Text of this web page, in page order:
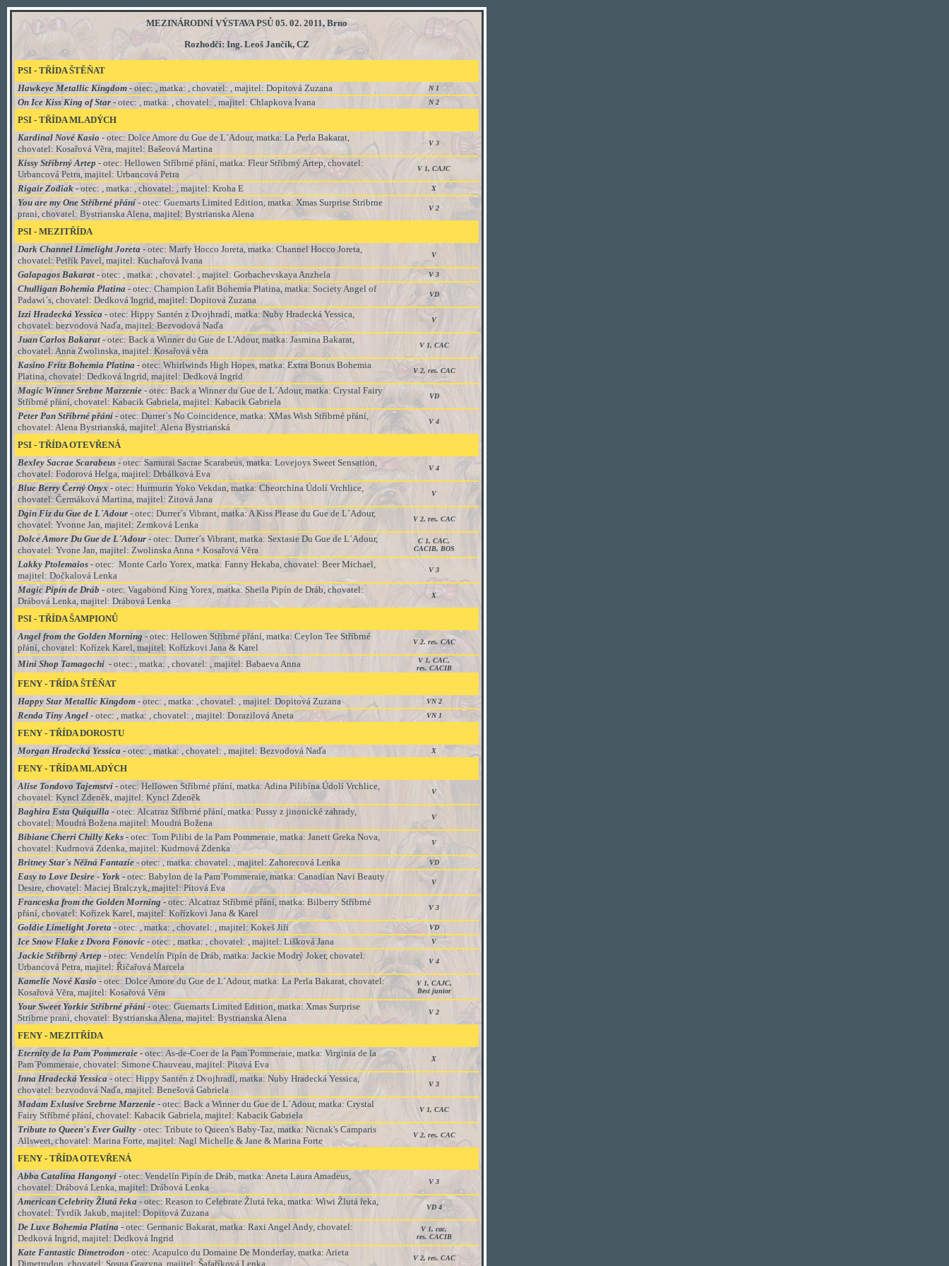
MEZINÁRODNÍ VÝSTAVA PSŮ 05. 02. 2011, Brno
Rozhodčí: Ing. Leoš Jančík, CZ
PSI - TŘÍDA ŠTĚŇAT
Hawkeye Metallic Kingdom - otec: , matka: , chovatel: , majitel: Dopitová Zuzana N 1
On Ice Kiss King of Star - otec: , matka: , chovatel: , majitel: Chlapkova Ivana N 2
PSI - TŘÍDAMLADÝCH
Kardinal Nové Kasio - otec: Dolce Amore du Gue de L´Adour, matka: La Perla Bakarat,
chovatel: Kosařová Věra, majitel: Bašeová Martina
V 3
Kissy Stříbrný Artep - otec: Hellowen Stříbrné přání, matka: Fleur Stříbrný Artep, chovatel:
Urbancová Petra, majitel: Urbancová Petra
V 1, CAJC
Rigair Zodiak- otec: , matka: , chovatel: , majitel: Kroha E X
You are my One Stříbrné přání- otec: Guemarts Limited Edition, matka: Xmas Surprise Stribrne
prani, chovatel: Bystrianska Alena, majitel: Bystrianska Alena
V 2
PSI - MEZITŘÍDA
Dark Channel Limelight Joreta - otec: Marfy Hocco Joreta, matka: Channel Hocco Joreta,
chovatel: Petřík Pavel, majitel: Kuchařová Ivana
V
Galapagos Bakarat - otec: , matka: , chovatel: , majitel: Gorbachevskaya Anzhela V 3
Chulligan Bohemia Platina - otec: Champion Lafit Bohemia Platina, matka: Society Angel of
Padawi´s, chovatel: Dedková Ingrid, majitel: Dopitová Zuzana
VD
Izzi Hradecká Yessica - otec: Hippy Santén z Dvojhradí, matka: Nuby Hradecká Yessica,
chovatel: bezvodová Naďa, majitel: Bezvodová Naďa
V
Juan Carlos Bakarat - otec: Back a Winner du Gue de L'Adour, matka: Jasmina Bakarat,
chovatel: Anna Zwolinska, majitel: Kosařová věra
V 1, CAC
Kasino Fritz Bohemia Platina - otec: Whirlwinds High Hopes, matka: Extra Bonus Bohemia
Platina, chovatel: Dedková Ingrid, majitel: Dedková Ingrid
V 2, res. CAC
Magic Winner Srebne Marzenie - otec: Back a Winner du Gue de L´Adour, matka: Crystal Fairy
Stříbrné přání, chovatel: Kabacik Gabriela, majitel: Kabacik Gabriela
VD
Peter Pan Stříbrné přání- otec: Durrer´s No Coincidence, matka: XMas Wish Stříbrné přání,
chovatel: Alena Bystrianská, majitel: Alena Bystrianská
V 4
PSI - TŘÍDAOTEVŘENÁ
Bexley Sacrae Scarabeus - otec: Samurai Sacrae Scarabeus, matka: Lovejoys Sweet Sensation,
chovatel: Fodorová Helga, majitel: Drbálková Eva
V 4
Blue Berry Černý Onyx - otec: Hurmurin Yoko Vekdan, matka: Cheorchína Údolí Vrchlice,
chovatel: Čermáková Martina, majitel: Zitová Jana
V
Dgin Fiz du Gue de L´Adour - otec: Durrer´s Vibrant, matka: A Kiss Please du Gue de L´Adour,
chovatel: Yvonne Jan, majitel: Zemková Lenka
V 2, res. CAC
Dolce Amore Du Gue de L´Adour - otec: Durrer´s Vibrant, matka: Sextasie Du Gue de L´Adour,
chovatel: Yvone Jan, majitel: Zwolinska Anna + Kosařová Věra
C 1, CAC,
CACIB, BOS
Lakky Ptolemaios - otec: Monte Carlo Yorex, matka: Fanny Hekaba, chovatel: Beer Michael,
majitel: Dočkalová Lenka
V 3
Magic Pipín de Dráb - otec: Vagabond King Yorex, matka: Sheila Pipín de Dráb, chovatel:
Drábová Lenka, majitel: Drábová Lenka
X
PSI - TŘÍDAŠAMPIONŮ
Angel from the Golden Morning - otec: Hellowen Stříbrné přání, matka: Ceylon Tee Stříbrné
přání, chovatel: Kořízek Karel, majitel: Kořízkovi Jana & Karel
V 2. res. CAC
Mini Shop Tamagochi - otec: , matka: , chovatel: , majitel: Babaeva Anna
V 1, CAC,
res. CACIB
FENY - TŘÍDAŠTĚŇAT
Happy Star Metallic Kingdom - otec: , matka: , chovatel: , majitel: Dopitová Zuzana VN 2
Renda Tiny Angel - otec: , matka: , chovatel: , majitel: Dorazilová Aneta VN 1
FENY - TŘÍDA DOROSTU
Morgan Hradecká Yessica - otec: , matka: , chovatel: , majitel: Bezvodová Naďa X
FENY - TŘÍDA MLADÝCH
Alise Tondovo Tajemství- otec: Hellowen Stříbrné přání, matka: Adina Pilibína Údolí Vrchlice,
chovatel: Kyncl Zdeněk, majitel: Kyncl Zdeněk
V
Baghira Esta Quiquilla - otec: Alcatraz Stříbrné přání, matka: Pussy z jinonické zahrady,
chovatel: Moudrá Božena.majitel: Moudrá Božena
V
Bibiane Cherri Chilly Keks - otec: Tom Pilibi de la Pam Pommeraie, matka: Janett Greka Nova,
chovatel: Kudrnová Zdenka, majitel: Kudrnová Zdenka
V
Britney Star´s Něžná Fantazie - otec: , matka: chovatel: , majitel: Zahorecová Lenka VD
Easy to Love Desire - York - otec: Babylon de la Pam´Pommeraie, matka: Canadian Navi Beauty
Desire, chovatel: Maciej Bralczyk, majitel: Pítová Eva
V
Franceska from the Golden Morning - otec: Alcatraz Stříbrné přání, matka: Bilberry Stříbrné
přání, chovatel: Kořízek Karel, majitel: Kořízkovi Jana & Karel
V 3
Goldie Limelight Joreta - otec: , matka: , chovatel: , majitel: Kokeš Jiří VD
Ice Snow Flake z Dvora Fonovic - otec: , matka: , chovatel: , majitel: Lišková Jana V
Jackie Stříbrný Artep - otec: Vendelín Pipín de Dráb, matka: Jackie Modrý Joker, chovatel:
Urbancová Petra, majitel: Řičařová Marcela
V 4
Kamelie Nové Kasio - otec: Dolce Amore du Gue de L´Adour, matka: La Perla Bakarat, chovatel:
Kosařová Věra, majitel: Kosařová Věra
V 1, CAJC,
Best junior
Your Sweet Yorkie Stříbrné přání- otec: Guemarts Limited Edition, matka: Xmas Surprise
Stribrne prani, chovatel: Bystrianska Alena, majitel: Bystrianska Alena
V 2
FENY - MEZITŘÍDA
Eternity de la Pam´Pommeraie - otec: As-de-Coer de la Pam´Pommeraie, matka: Virginia de la
Pam´Pommeraie, chovatel: Simone Chauveau, majitel: Pítová Eva
X
Inna Hradecká Yessica - otec: Hippy Santén z Dvojhradí, matka: Nuby Hradecká Yessica,
chovatel: bezvodová Naďa, majitel: Benešová Gabriela
V 3
Madam Exlusive Srebrne Marzenie - otec: Back a Winner du Gue de L´Adour, matka: Crystal
Fairy Stříbrné přání, chovatel: Kabacik Gabriela, majitel: Kabacik Gabriela
V 1, CAC
Tribute to Queen's Ever Guilty - otec: Tribute to Queen's Baby-Taz, matka: Nicnak's Camparis
Allsweet, chovatel: Marina Forte, majitel: Nagl Michelle & Jane & Marina Forte
V 2, res. CAC
FENY - TŘÍDA OTEVŘENÁ
Abba Catalína Hangonyi - otec: Vendelín Pipín de Dráb, matka: Aneta Laura Amadeus,
chovatel: Drábová Lenka, majitel: Drábová Lenka
V 3
American Celebrity Žlutá řeka - otec: Reason to Celebrate Žlutá řeka, matka: Wiwi Žlutá řeka,
chovatel: Tvrdík Jakub, majitel: Dopitová Zuzana
VD 4
De Luxe Bohemia Platina - otec: Germanic Bakarat, matka: Raxi Angel Andy, chovatel:
Dedková Ingrid, majitel: Dedková Ingrid
V 1, cac,
res. CACIB
Kate Fantastic Dimetrodon - otec: Acapulco du Domaine De Monderlay, matka: Arieta
Dimetrodon, chovatel: Sosna Grazyna, majitel: Šafaříková Lenka
V 2, res. CAC